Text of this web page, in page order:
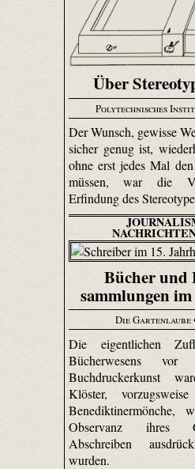
Über
Polytechnisches
Der Wunsch, gewisse
sicher genug ist,
ohne erst jedes Mal
müssen, war die
Erfindung des
Bücher
sammlungen
Die Gartenlaube
Die eigentlichen
Bücherwesens
Buchdruckerkunst
Klöster,
Benediktinermönche,
Observanz ihres
Abschreiben
wurden.